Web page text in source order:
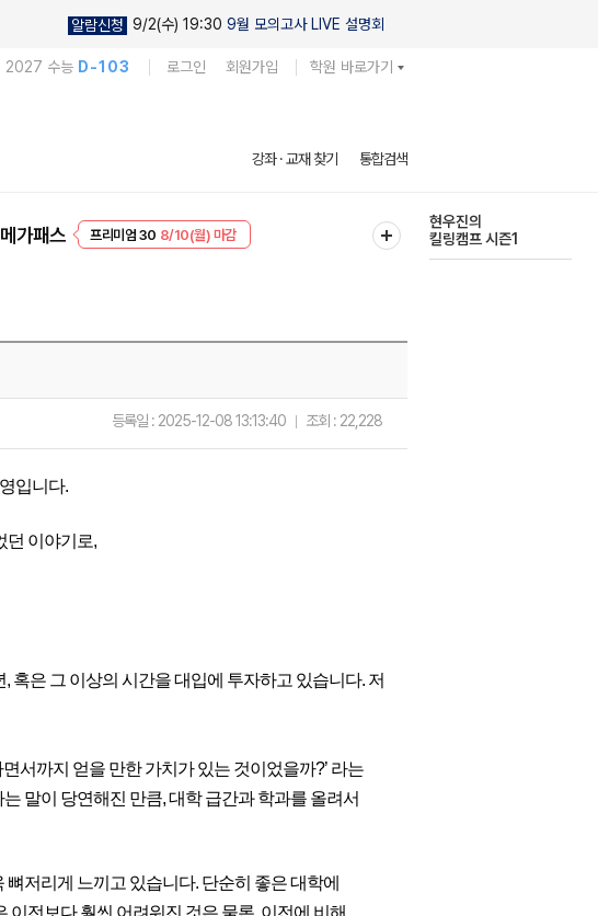
알람신청 9/2(수) 19:30 9월 모의고사 LIVE 설명회
2027 수능 D-103 로그인 회원가입 학원 바로가기
강좌 · 교재 찾기 통합검색
메가패스
EVENT 8/10(월) 마감
다채로운 난도
실전 모의고사
등록일 : 2025-12-08 13:13:40 조회 : 22,228
입니다.
던 이야기로,
혹은 그 이상의 시간을 대입에 투자하고 있습니다. 저
서까지 얻을 만한 가치가 있는 것이었을까?’ 라는
말이 당연해진 만큼, 대학 급간과 학과를 올려서
저리게 느끼고 있습니다. 단순히 좋은 대학에
전보다 훨씬 어려워진 것은 물론, 이전에 비해